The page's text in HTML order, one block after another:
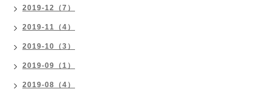
2019-12（7）
2019-11（4）
2019-10（3）
2019-09（1）
2019-08（4）